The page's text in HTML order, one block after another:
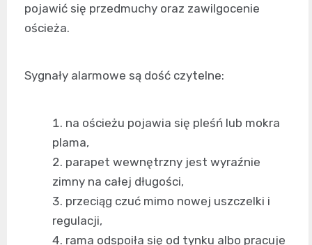
pojawić się przedmuchy oraz zawilgocenie
ościeża.
Sygnały alarmowe są dość czytelne:
na ościeżu pojawia się pleśń lub mokra
plama,
parapet wewnętrzny jest wyraźnie
zimny na całej długości,
przeciąg czuć mimo nowej uszczelki i
regulacji,
rama odspoiła się od tynku albo pracuje